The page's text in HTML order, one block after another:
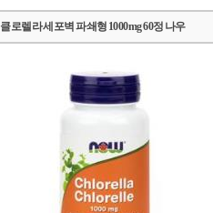
클로렐라 세포벽 파쇄형 1000mg 60정 나우